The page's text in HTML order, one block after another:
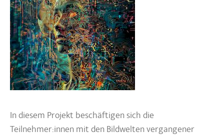
In diesem Projekt beschäftigen sich die
Teilnehmer:innen mit den Bildwelten vergangener